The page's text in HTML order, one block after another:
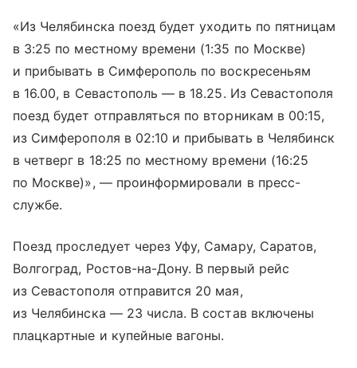
«Из Челябинска поезд будет уходить по пятницам
в 3:25 по местному времени (1:35 по Москве)
и прибывать в Симферополь по воскресеньям
в 16.00, в Севастополь — в 18.25. Из Севастополя
поезд будет отправляться по вторникам в 00:15,
из Симферополя в 02:10 и прибывать в Челябинск
в четверг в 18:25 по местному времени (16:25
по Москве)», — проинформировали в пресс-
службе.
Поезд проследует через Уфу, Самару, Саратов,
Волгоград, Ростов-на-Дону. В первый рейс
из Севастополя отправится 20 мая,
из Челябинска — 23 числа. В состав включены
плацкартные и купейные вагоны.